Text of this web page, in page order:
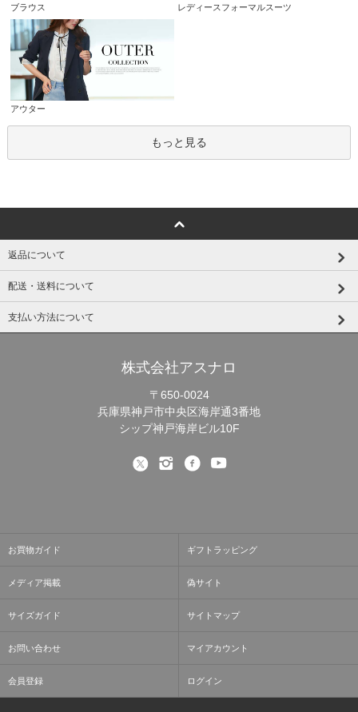
ブラウス レディースフォーマルスーツ
アウター
もっと見る
返品について
配送・送料について
支払い方法について
株式会社アスナロ
〒650-0024
兵庫県神戸市中央区海岸通3番地
シップ神戸海岸ビル10F
お買物ガイド ギフトラッピング
メディア掲載 偽サイト
サイズガイド サイトマップ
お問い合わせ マイアカウント
会員登録 ログイン